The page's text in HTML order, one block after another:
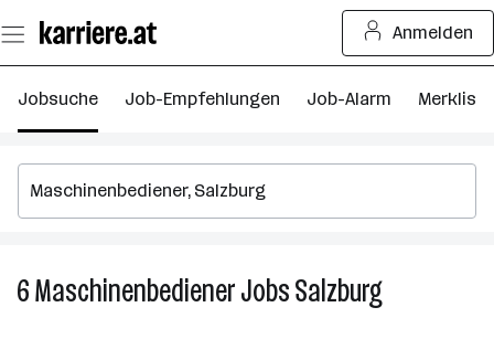
Seiteninhalt
springen
Anmelden
Jobsuche Job-Empfehlungen Job-Alarm Merkliste
6MaschinenbedienerJobsSalzburg6